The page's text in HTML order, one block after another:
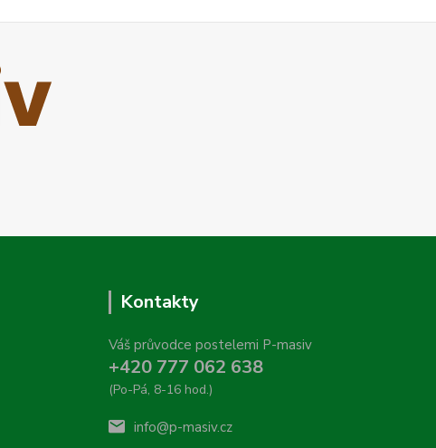
Kontakty
Váš průvodce postelemi P-masiv
+420 777 062 638
(Po-Pá, 8-16 hod.)
info@p-masiv.cz